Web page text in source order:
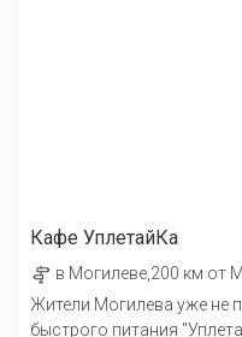
Кафе УплетайКа
в Могилеве,200 км от
Жители Могилева уже не
быстрого питания